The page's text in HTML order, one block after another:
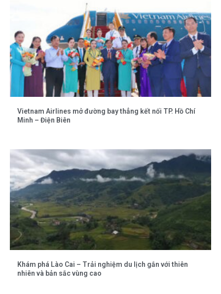
Vietnam Airlines mở đường bay thẳng kết nối TP. Hồ Chí
Minh – Điện Biên
Khám phá Lào Cai – Trải nghiệm du lịch gắn với thiên
nhiên và bản sắc vùng cao